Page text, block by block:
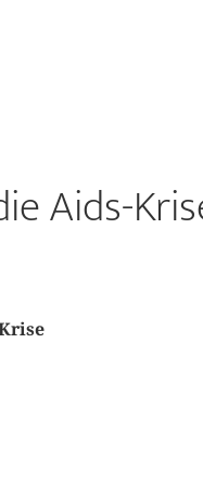
Aids-